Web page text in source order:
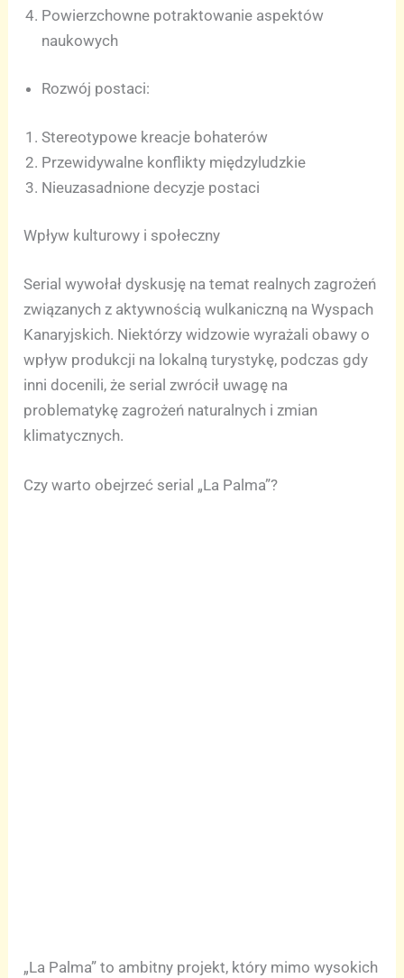
Powierzchowne potraktowanie aspektów
naukowych
Rozwój postaci:
Stereotypowe kreacje bohaterów
Przewidywalne konflikty międzyludzkie
Nieuzasadnione decyzje postaci
Wpływ kulturowy i społeczny
Serial wywołał dyskusję na temat realnych zagrożeń
związanych z aktywnością wulkaniczną na Wyspach
Kanaryjskich. Niektórzy widzowie wyrażali obawy o
wpływ produkcji na lokalną turystykę, podczas gdy
inni docenili, że serial zwrócił uwagę na
problematykę zagrożeń naturalnych i zmian
klimatycznych.
Czy warto obejrzeć serial „La Palma”?
„La Palma” to ambitny projekt, który mimo wysokich